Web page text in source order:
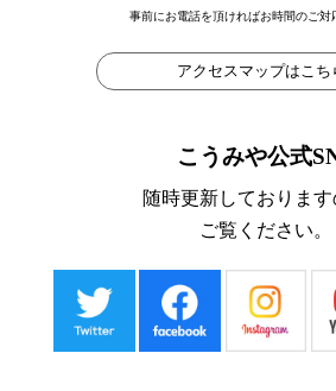
事前にお電話を頂ければお時間のご対
アクセスマップはこち
こうみや公式
随時更新しております
ご覧ください。